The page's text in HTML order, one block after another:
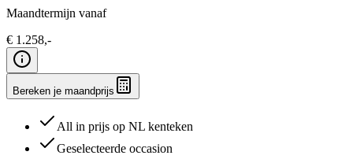
Maandtermijn vanaf
€ 1.258,-
Bereken je maandprijs
All in prijs op NL kenteken
Geselecteerde occasion